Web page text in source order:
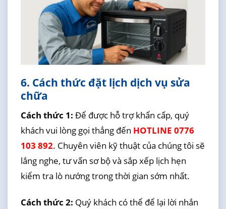
6. Cách thức đặt lịch dịch vụ sửa
chữa
Cách thức 1: Để được hỗ trợ khẩn cấp, quý
khách vui lòng gọi thẳng đến HOTLINE 0776
103 892. Chuyên viên kỹ thuật của chúng tôi sẽ
lắng nghe, tư vấn sơ bộ và sắp xếp lịch hẹn
kiểm tra lò nướng trong thời gian sớm nhất.
Cách thức 2: Quý khách có thể để lại lời nhắn